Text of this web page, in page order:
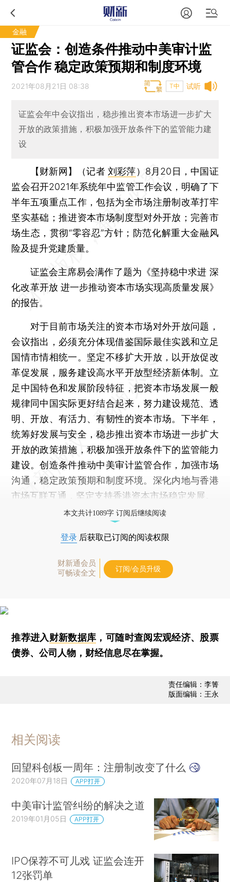
金融
证监会：创造条件推动中美审计监
管合作 稳定政策预期和制度环境
试听
2021年08月21日 08:38 T中
证监会年中会议指出，稳步推出资本市场进一步扩大
开放的政策措施，积极加强开放条件下的监管能力建
设
【财新网】（记者刘彩萍） 8月20日，中国证
监会召开2021年系统年中监管工作会议，明确了下
半年五项重点工作，包括为全市场注册制改革打牢
坚实基础；推进资本市场制度型对外开放；完善市
场生态，贯彻“零容忍”方针；防范化解重大金融风
险及提升党建质量。
证监会主席易会满作了题为《坚持稳中求进 深
化改革开放 进一步推动资本市场实现高质量发展》
的报告。
对于目前市场关注的资本市场对外开放问题，
会议指出，必须充分体现借鉴国际最佳实践和立足
国情市情相统一。坚定不移扩大开放，以开放促改
革促发展，服务建设高水平开放型经济新体制。立
足中国特色和发展阶段特征，把资本市场发展一般
规律同中国实际更好结合起来，努力建设规范、透
明、开放、有活力、有韧性的资本市场。下半年，
统筹好发展与安全，稳步推出资本市场进一步扩大
开放的政策措施，积极加强开放条件下的监管能力
建设。创造条件推动中美审计监管合作，加强市场
沟通，稳定政策预期和制度环境。深化内地与香港
市场互联互通，坚定支持香港资本市场稳定发展。
本文共计1089字 订阅后继续阅读
登录 后获取已订阅的阅读权限
财新通会员
可畅读全文
订阅/会员升级
推荐进入财新数据库 ，可随时查阅宏观经济、股票
债券、公司人物，财经信息尽在掌握。
责任编辑：李箐
版面编辑：王永
相关阅读
回望科创板一周年：注册制改变了什么
2020年07月18日 APP打开
中美审计监管纠纷的解决之道
2019年01月05日 APP打开
IPO保荐不可儿戏 证监会连开
12张罚单